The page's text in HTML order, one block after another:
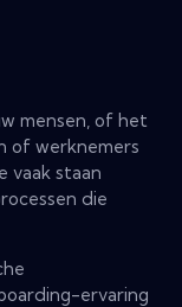
mensen, of het
of werknemers
vaak staan
die
ervaring